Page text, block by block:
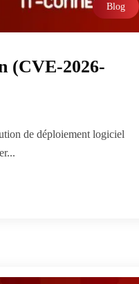
Blog
(CVE-2026-
de déploiement logiciel